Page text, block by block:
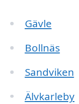
Gävle
Bollnäs
Sandviken
Älvkarleby